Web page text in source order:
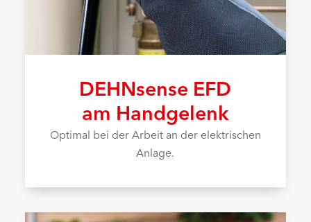
DEHNsense EFD
am Handgelenk
Optimal bei der Arbeit an der elektrischen
Anlage.